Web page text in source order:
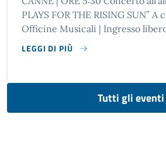
PLAYS FOR THE RISING SUN” A
Officine Musicali | Ingresso
LEGGI DI PIÙ
SU CONCERTO ALL’ALBA “THE
Tutti gli eventi